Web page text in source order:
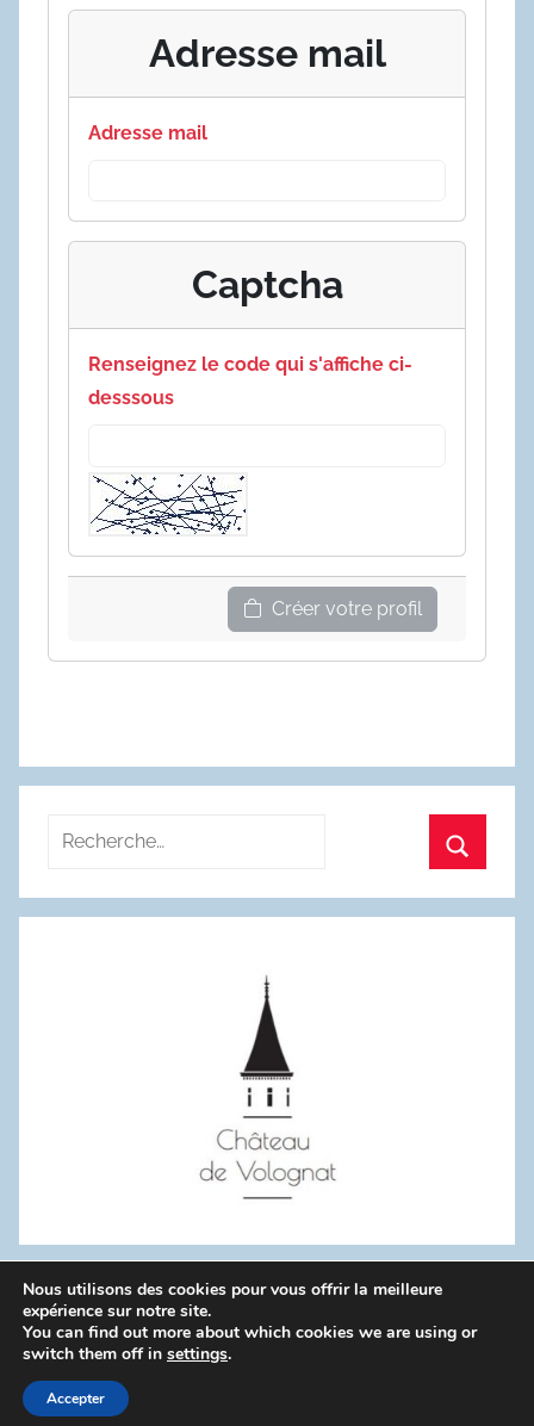
Adresse mail
Adresse mail
Captcha
Renseignez le code qui s'affiche ci-
desssous
Créer votre profil
Recherche
:
WordPress Theme: Donovan by ThemeZee.
Politique de confidentialité
Nous utilisons des cookies pour vous offrir la meilleure
expérience sur notre site.
You can find out more about which cookies we are using or
switch them off in settings.
Accepter